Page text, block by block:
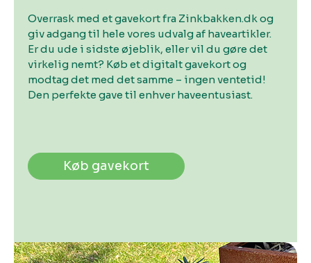
Overrask med et gavekort fra Zinkbakken.dk og
giv adgang til hele vores udvalg af haveartikler.
Er du ude i sidste øjeblik, eller vil du gøre det
virkelig nemt? Køb et digitalt gavekort og
modtag det med det samme – ingen ventetid!
Den perfekte gave til enhver haveentusiast.
Køb gavekort